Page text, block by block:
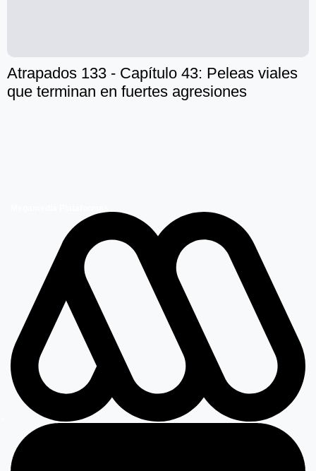
Atrapados 133 - Capítulo 43: Peleas viales
que terminan en fuertes agresiones